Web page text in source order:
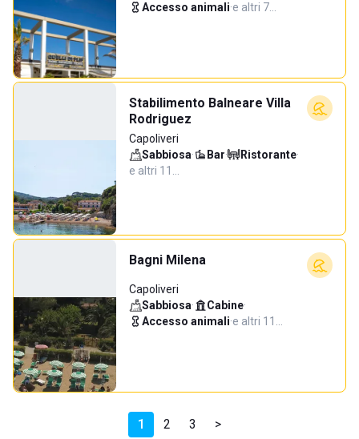
Accesso animali·e altri 7…
Stabilimento Balneare Villa
Rodriguez
Capoliveri
Sabbiosa· Bar· Ristorante·
e altri 11…
Bagni Milena
Capoliveri
Sabbiosa· Cabine·
Accesso animali·e altri 11…
1 2 3 >